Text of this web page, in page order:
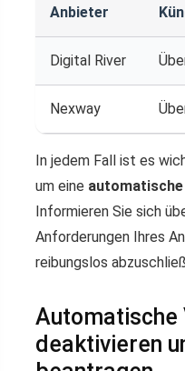
Anbieter
Digital River
Nexway
In jedem Fall ist es
um eine
Informieren Sie sich
Anforderungen Ihres
reibungslos
Automatische
deaktivieren